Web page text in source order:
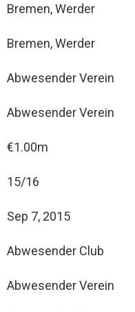
Bremen, Werder
Bremen, Werder
Abwesender Verein
Abwesender Verein
€1.00m
15/16
Sep 7, 2015
Abwesender Club
Abwesender Verein